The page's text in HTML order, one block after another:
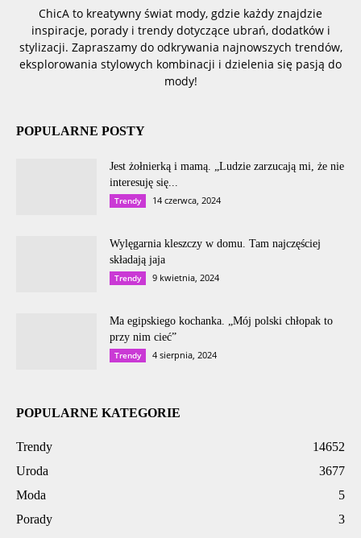
ChicA to kreatywny świat mody, gdzie każdy znajdzie
inspiracje, porady i trendy dotyczące ubrań, dodatków i
stylizacji. Zapraszamy do odkrywania najnowszych trendów,
eksplorowania stylowych kombinacji i dzielenia się pasją do
mody!
POPULARNE POSTY
Jest żołnierką i mamą. „Ludzie zarzucają mi, że nie
interesuję się...
Trendy 14 czerwca, 2024
Wylęgarnia kleszczy w domu. Tam najczęściej
składają jaja
Trendy 9 kwietnia, 2024
Ma egipskiego kochanka. „Mój polski chłopak to
przy nim cieć”
Trendy 4 sierpnia, 2024
POPULARNE KATEGORIE
Trendy
14652
Uroda
3677
Moda
5
Porady
3